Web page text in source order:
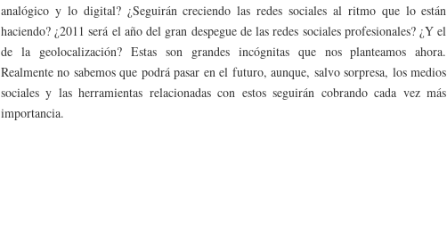
analógico y lo digital? ¿Seguirán creciendo las redes sociales al ritmo que lo están
haciendo? ¿2011 será el año del gran despegue de las redes sociales profesionales? ¿Y el
de la geolocalización? Estas son grandes incógnitas que nos planteamos ahora.
Realmente no sabemos que podrá pasar en el futuro, aunque, salvo sorpresa, los medios
sociales y las herramientas relacionadas con estos seguirán cobrando cada vez más
importancia.